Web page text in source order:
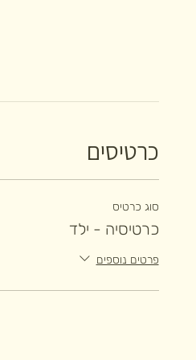
כרטיסים
סוג כרטיס
כרטיסיה - ילד
פרטים נוספים